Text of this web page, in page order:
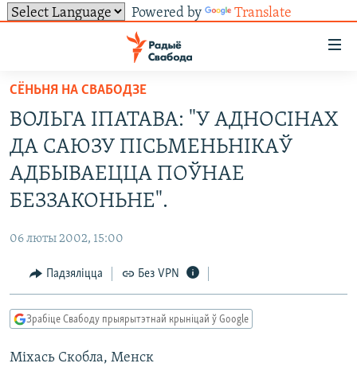
Powered by Translate
ўнівэрсальнага
доступу
Перайсьці
да
галоўнага
зьместу
Перайсьці
да
галоўнай
Перайсьці
да
пошуку
ВІДЭА І ФОТА
ЛЮДЗІ
ВАЙНА
БЕЛАРУСЫ НА ВАЙНЕ
КУЛЬТУРА
ТЭСТЫ
БЛОГІ
КНІГІ
АЎДЫЁКНІГІ
МОВА
СУВЯЗЬ
АБЫСЬЦІ БЛЯКАВАНЬНЕ
ПАДПІСАЦЦА
FACEBOOK
TWITTER
САЧЫЦЕ ЗА АБНАЎЛЕНЬНЯМІ
СЁНЬНЯ НА СВАБОДЗЕ
ВОЛЬГА ІПАТАВА: "У АДНОСІНАХ
ДА САЮЗУ ПІСЬМЕНЬНІКАЎ
АДБЫВАЕЦЦА ПОЎНАЕ
БЕЗЗАКОНЬНЕ".
06 люты 2002, 15:00
Падзяліцца Без VPN
Зрабіце Свабоду прыярытэтнай крыніцай ў Google
Міхась Скобла, Менск